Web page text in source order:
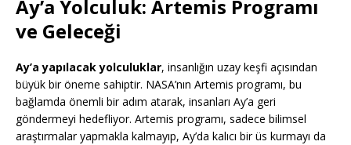
Ay’a Yolculuk: Artemis Programı
ve Geleceği
Ay’a yapılacak yolculuklar, insanlığın uzay keşfi açısından
büyük bir öneme sahiptir. NASA’nın Artemis programı, bu
bağlamda önemli bir adım atarak, insanları Ay’a geri
göndermeyi hedefliyor. Artemis programı, sadece bilimsel
araştırmalar yapmakla kalmayıp, Ay’da kalıcı bir üs kurmayı da